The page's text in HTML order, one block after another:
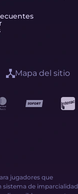
Mapa del sitio
jugadores que
sistema de imparcialidad